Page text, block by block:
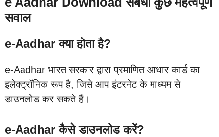
सवाल
e-Aadhar क्या होता है?
e-Aadhar भारत सरकार द्वारा प्रमाणित आधार कार्ड का
इलेक्ट्रॉनिक रूप है, जिसे आप इंटरनेट के माध्यम से
डाउनलोड कर सकते हैं।
e-Aadhar कैसे डाउनलोड करें?